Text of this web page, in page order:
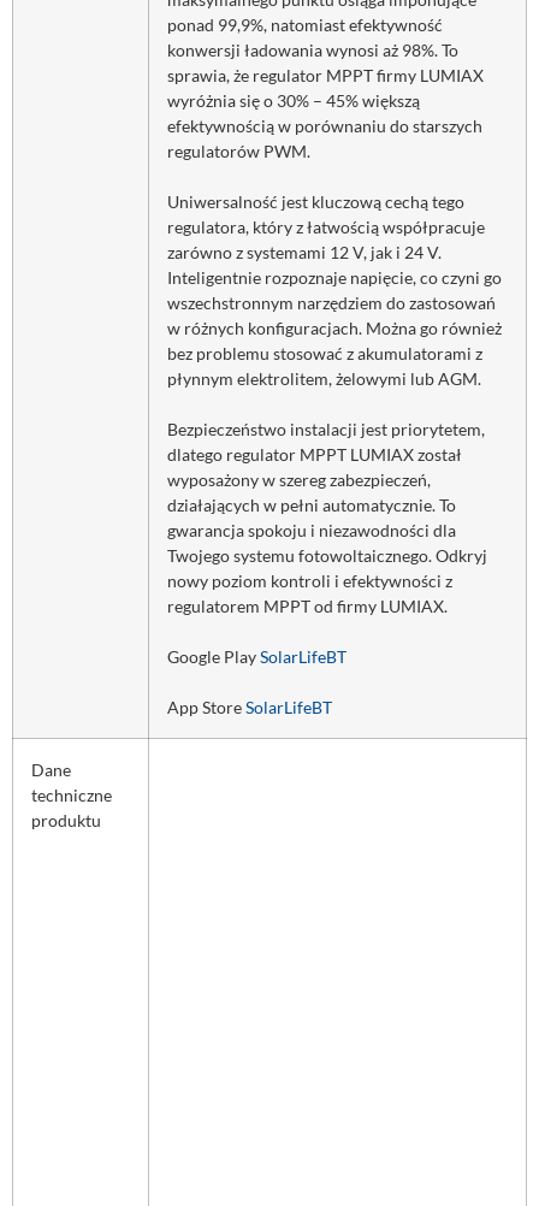
ponad 99,9%, natomiast efektywność
konwersji ładowania wynosi aż 98%. To
sprawia, że regulator MPPT firmy LUMIAX
wyróżnia się o 30% – 45% większą
efektywnością w porównaniu do starszych
regulatorów PWM.
Uniwersalność jest kluczową cechą tego
regulatora, który z łatwością współpracuje
zarówno z systemami 12 V, jak i 24 V.
Inteligentnie rozpoznaje napięcie, co czyni go
wszechstronnym narzędziem do zastosowań
w różnych konfiguracjach. Można go również
bez problemu stosować z akumulatorami z
płynnym elektrolitem, żelowymi lub AGM.
Bezpieczeństwo instalacji jest priorytetem,
dlatego regulator MPPT LUMIAX został
wyposażony w szereg zabezpieczeń,
działających w pełni automatycznie. To
gwarancja spokoju i niezawodności dla
Twojego systemu fotowoltaicznego. Odkryj
nowy poziom kontroli i efektywności z
regulatorem MPPT od firmy LUMIAX.
Google PlaySolarLifeBT
App StoreSolarLifeBT
Dane
techniczne
produktu